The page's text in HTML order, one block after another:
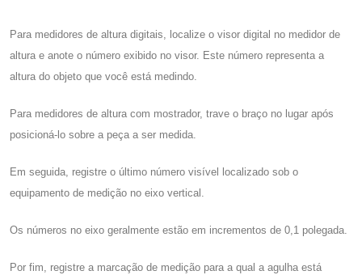
Para medidores de altura digitais, localize o visor digital no medidor de
altura e anote o número exibido no visor. Este número representa a
altura do objeto que você está medindo.
Para medidores de altura com mostrador, trave o braço no lugar após
posicioná-lo sobre a peça a ser medida.
Em seguida, registre o último número visível localizado sob o
equipamento de medição no eixo vertical.
Os números no eixo geralmente estão em incrementos de 0,1 polegada.
Por fim, registre a marcação de medição para a qual a agulha está